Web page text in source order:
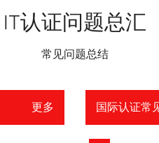
IT认证问题总汇
常见问题总结
更多 国际认证常